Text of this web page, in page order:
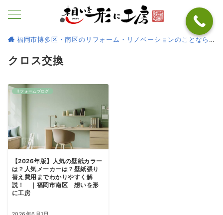
福岡市博多区・南区のリフォーム・リノベーションのことなら
クロス交換
リフォームブログ
【2026年版】人気の壁紙カラー
は？人気メーカーは？壁紙張り
替え費用までわかりやすく解
説！ ｜福岡市南区 想いを形
に工房